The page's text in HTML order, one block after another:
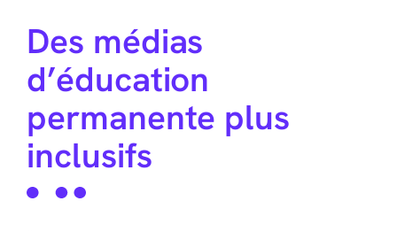
Des médias
d’éducation
permanente plus
inclusifs